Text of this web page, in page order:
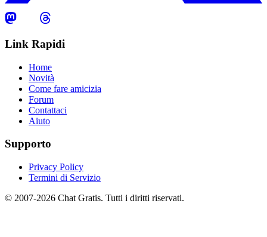
Link Rapidi
Home
Novità
Come fare amicizia
Forum
Contattaci
Aiuto
Supporto
Privacy Policy
Termini di Servizio
© 2007-2026 Chat Gratis. Tutti i diritti riservati.